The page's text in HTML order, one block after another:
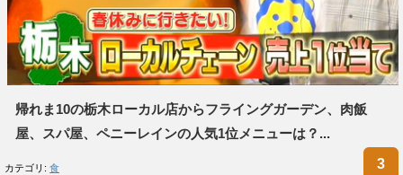
帰れま10の栃木ローカル店からフライングガーデン、肉飯
屋、スパ屋、ペニーレインの人気1位メニューは？...
カテゴリ: 食